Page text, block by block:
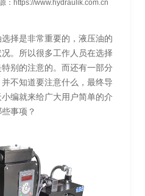
： https://www.hydraulik.com.cn
是非常重要的，液压油的
。所以很多工作人员在选择
别的注意的。而还有一部分
不知道要注意什么，最终导
编就来给广大用户简单的介
事项？